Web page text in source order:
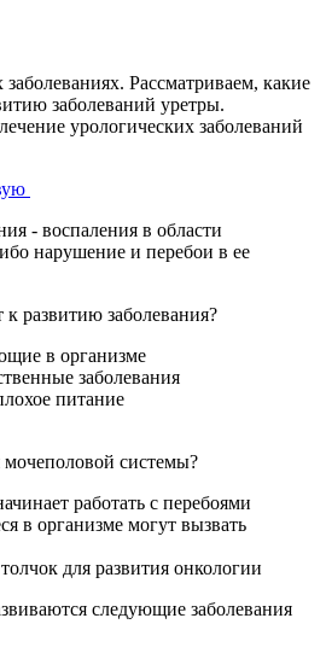
Рассматриваем, какие
заболеваний уретры.
урологических заболеваний
- воспаления в области
нарушение и перебои в ее
развитию заболевания?
в организме
заболевания
питание
системы?
работать с перебоями
в организме могут вызвать
для развития онкологии
следующие заболевания